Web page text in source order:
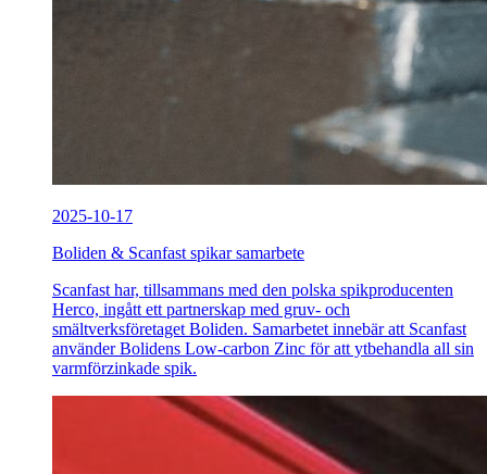
2025-10-17
Boliden & Scanfast spikar samarbete
Scanfast har, tillsammans med den polska spikproducenten
Herco, ingått ett partnerskap med gruv- och
smältverksföretaget Boliden. Samarbetet innebär att Scanfast
använder Bolidens Low-carbon Zinc för att ytbehandla all sin
varmförzinkade spik.